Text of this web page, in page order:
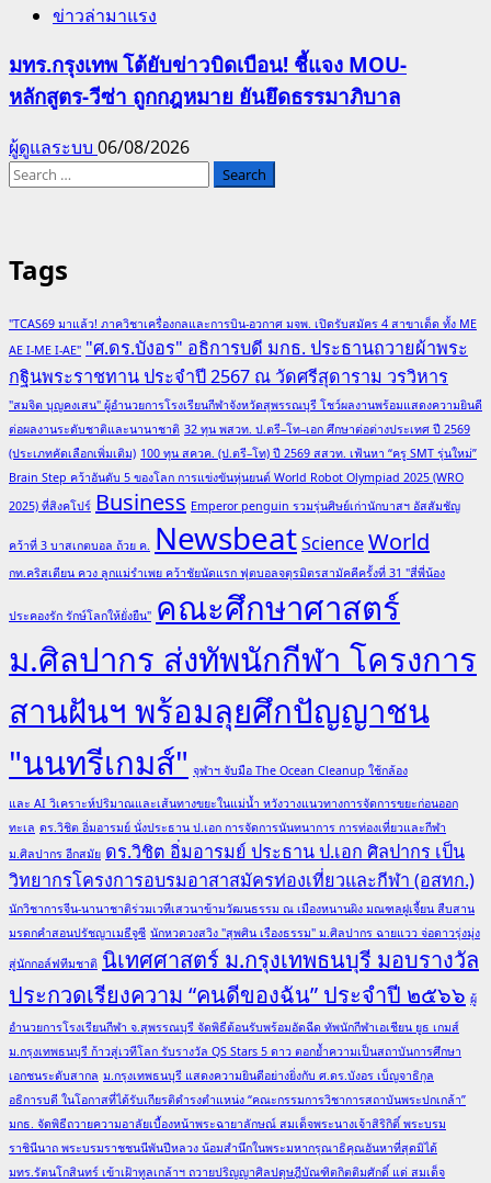
ข่าวล่ามาแรง
มทร.กรุงเทพ โต้ยับข่าวบิดเบือน! ชี้แจง MOU-
หลักสูตร-วีซ่า ถูกกฎหมาย ยันยึดธรรมาภิบาล
ผู้ดูแลระบบ 06/08/2026
Search
Tags
"TCAS69 มาแล้ว! ภาควิชาเครื่องกลและการบิน-อวกาศ มจพ. เปิดรับสมัคร 4 สาขาเด็ด ทั้ง ME
AE I-ME I-AE" "ศ.ดร.บังอร" อธิการบดี มกธ. ประธานถวายผ้าพระ
กฐินพระราชทาน ประจำปี 2567 ณ วัดศรีสุดาราม วรวิหาร
"สมจิต บุญคงเสน" ผู้อำนวยการโรงเรียนกีฬาจังหวัดสุพรรณบุรี โชว์ผลงานพร้อมแสดงความยินดี
ต่อผลงานระดับชาติและนานาชาติ 32 ทุน พสวท. ป.ตรี–โท–เอก ศึกษาต่อต่างประเทศ ปี 2569
(ประเภทคัดเลือกเพิ่มเติม) 100 ทุน สควค. (ป.ตรี–โท) ปี 2569 สสวท. เฟ้นหา “ครู SMT รุ่นใหม่”
Brain Step คว้าอันดับ 5 ของโลก การแข่งขันหุ่นยนต์ World Robot Olympiad 2025 (WRO
2025) ที่สิงคโปร์ Business Emperor penguin รวมรุ่นศิษย์เก่านักบาสฯ อัสสัมชัญ
คว้าที่ 3 บาสเกตบอล ถ้วย ค. NewsbeatScienceWorld
กท.คริสเตียน ควง ลูกแม่รำเพย คว้าชัยนัดแรก ฟุตบอลจตุรมิตรสามัคคีครั้งที่ 31 "สี่พี่น้อง
ประคองรัก รักษ์โลกให้ยั่งยืน" คณะศึกษาศาสตร์
ม.ศิลปากร ส่งทัพนักกีฬา โครงการ
สานฝันฯ พร้อมลุยศึกปัญญาชน
"นนทรีเกมส์" จุฬาฯ จับมือ The Ocean Cleanup ใช้กล้อง
และ AI วิเคราะห์ปริมาณและเส้นทางขยะในแม่น้ำ หวังวางแนวทางการจัดการขยะก่อนออก
ทะเล ดร.วิชิต อิ่มอารมย์ นั่งประธาน ป.เอก การจัดการนันทนาการ การท่องเที่ยวและกีฬา
ม.ศิลปากร อีกสมัย ดร.วิชิต อิ่มอารมย์ ประธาน ป.เอก ศิลปากร เป็น
วิทยากรโครงการอบรมอาสาสมัครท่องเที่ยวและกีฬา (อสทก.)
นักวิชาการจีน-นานาชาติร่วมเวทีเสวนาข้ามวัฒนธรรม ณ เมืองหนานผิง มณฑลฝูเจี้ยน สืบสาน
มรดกคำสอนปรัชญาเมธีจูซี นักหวดวงสวิง "สุพศิน เรืองธรรม" ม.ศิลปากร ฉายแวว จ่อดาวรุ่งมุ่ง
สู่นักกอล์ฟทีมชาติ นิเทศศาสตร์ ม.กรุงเทพธนบุรี มอบรางวัล
ประกวดเรียงความ “คนดีของฉัน” ประจำปี ๒๕๖๖ ผู้
อำนวยการโรงเรียนกีฬา จ.สุพรรณบุรี จัดพิธีต้อนรับพร้อมอัดฉีด ทัพนักกีฬาเอเชียน ยูธ เกมส์
ม.กรุงเทพธนบุรี ก้าวสู่เวทีโลก รับรางวัล QS Stars 5 ดาว ตอกย้ำความเป็นสถาบันการศึกษา
เอกชนระดับสากล ม.กรุงเทพธนบุรี แสดงความยินดีอย่างยิ่งกับ ศ.ดร.บังอร เบ็ญจาธิกุล
อธิการบดี ในโอกาสที่ได้รับเกียรติดำรงตำแหน่ง “คณะกรรมการวิชาการสถาบันพระปกเกล้า”
มกธ. จัดพิธีถวายความอาลัยเบื้องหน้าพระฉายาลักษณ์ สมเด็จพระนางเจ้าสิริกิติ์ พระบรม
ราชินีนาถ พระบรมราชชนนีพันปีหลวง น้อมสำนึกในพระมหากรุณาธิคุณอันหาที่สุดมิได้
มทร.รัตนโกสินทร์ เข้าเฝ้าทูลเกล้าฯ ถวายปริญญาศิลปดุษฎีบัณฑิตกิตติมศักดิ์ แด่ สมเด็จ